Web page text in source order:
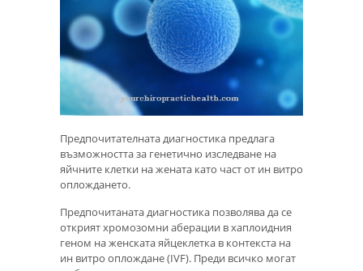
Предпочитателната диагностика предлага
възможността за генетично изследване на
яйчните клетки на жената като част от ин витро
оплождането.
Предпочитаната диагностика позволява да се
открият хромозомни аберации в хаплоидния
геном на женската яйцеклетка в контекста на
ин витро оплождане (IVF). Преди всичко могат